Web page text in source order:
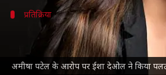
अमीषा पटेल के आरोप पर ईशा देओल ने किया
प्रतिक्रिया
ईशा के अमीषा के दावों को
अमीशा ने दावा किया था कि करीना
वह बोलीं, "क्या उसने ऐसा कहा?